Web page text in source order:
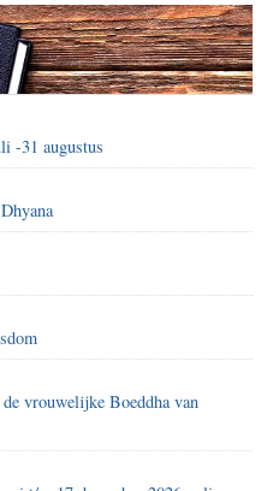
-31 augustus
vrouwelijke Boeddha van